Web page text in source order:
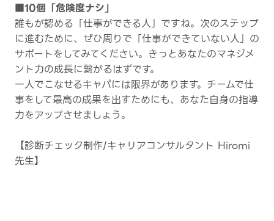
■10個「危険度ナシ」
誰もが認める「仕事ができる人」ですね。次のステップ
に進むために、ぜひ周りで「仕事ができていない人」の
サポートをしてみてください。きっとあなたのマネジメ
ント力の成長に繋がるはずです。
一人でこなせるキャパには限界があります。チームで仕
事をして最高の成果を出すためにも、あなた自身の指導
力をアップさせましょう。
【診断チェック制作/キャリアコンサルタント Hiromi
先生】